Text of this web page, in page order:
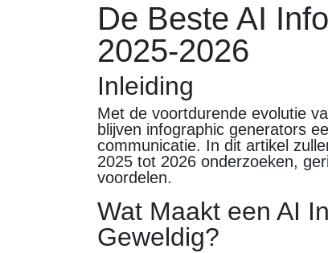
De Beste AI
2025-2026
Inleiding
Met de voortdurende evolutie
blijven infographic generators
communicatie. In dit artikel
2025 tot 2026 onderzoeken,
voordelen.
Wat Maakt een AI
Geweldig?